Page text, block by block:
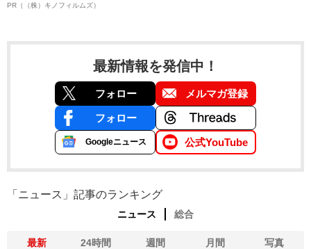
PR（（株）キノフィルムズ）
最新情報を発信中！
フォロー メルマガ登録
フォロー
Googleニュース 公式YouTube
「ニュース」記事のランキング
ニュース 総合
最新 24時間 週間 月間 写真